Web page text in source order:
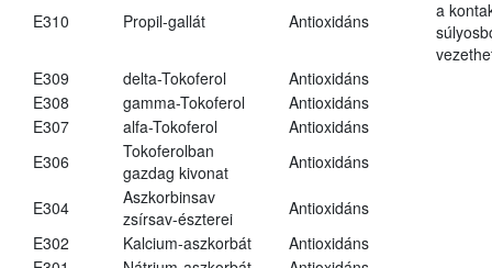
E310 Propil-gallát Antioxidáns
a
E309
delta-Tokoferol
Antioxidáns
E308
gamma-Tokoferol
Antioxidáns
E307
alfa-Tokoferol
Antioxidáns
E306
Tokoferolban
gazdag kivonat
Antioxidáns
E304
Aszkorbinsav
zsírsav-észterei
Antioxidáns
E302
Kalcium-aszkorbát
Antioxidáns